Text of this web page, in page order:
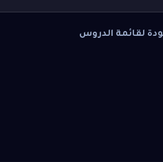
لقائمة الدروس